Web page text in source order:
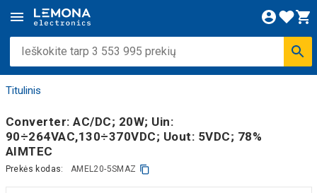
Titulinis
Converter: AC/DC; 20W; Uin:
90÷264VAC,130÷370VDC; Uout: 5VDC; 78%
AIMTEC
Prekės kodas: AMEL20-5SMAZ